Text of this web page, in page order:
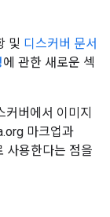
및 디스커버 문서
에 관한 새로운 섹
버에서 이미지
마크업과
사용한다는 점을